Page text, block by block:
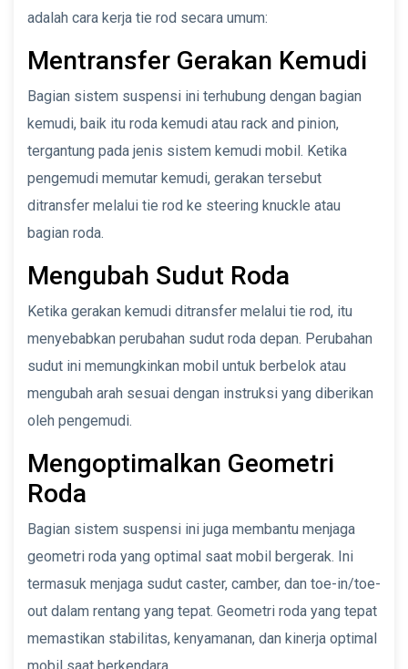
adalah cara kerja tie rod secara umum:
Mentransfer Gerakan Kemudi
Bagian sistem suspensi ini terhubung dengan bagian
kemudi, baik itu roda kemudi atau rack and pinion,
tergantung pada jenis sistem kemudi mobil. Ketika
pengemudi memutar kemudi, gerakan tersebut
ditransfer melalui tie rod ke steering knuckle atau
bagian roda.
Mengubah Sudut Roda
Ketika gerakan kemudi ditransfer melalui tie rod, itu
menyebabkan perubahan sudut roda depan. Perubahan
sudut ini memungkinkan mobil untuk berbelok atau
mengubah arah sesuai dengan instruksi yang diberikan
oleh pengemudi.
Mengoptimalkan Geometri
Roda
Bagian sistem suspensi ini juga membantu menjaga
geometri roda yang optimal saat mobil bergerak. Ini
termasuk menjaga sudut caster, camber, dan toe-in/toe-
out dalam rentang yang tepat. Geometri roda yang tepat
memastikan stabilitas, kenyamanan, dan kinerja optimal